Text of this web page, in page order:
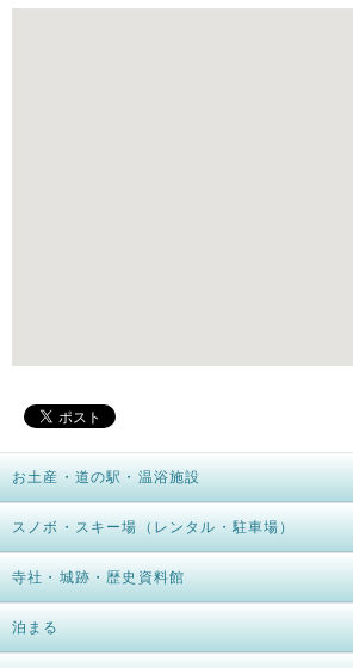
お土産・道の駅・温浴施設
スノボ・スキー場（レンタル・駐車場）
寺社・城跡・歴史資料館
泊まる